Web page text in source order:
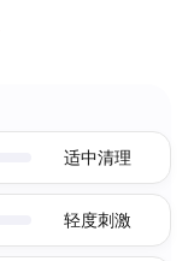
适中清理
轻度刺激